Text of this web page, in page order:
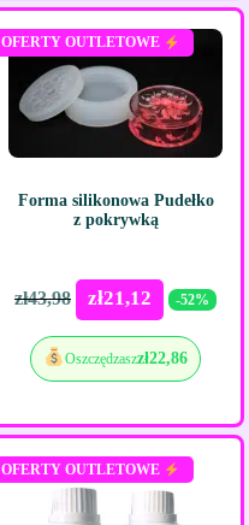
OFERTY OUTLETOWE
Forma silikonowa Pudełko
z pokrywką
zł43,98 zł21,12 -52%
Oszczędzaszzł22,86
OFERTY OUTLETOWE